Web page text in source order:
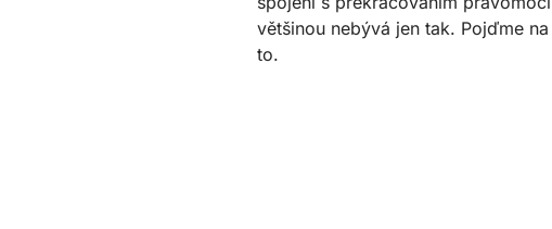
většinou nebývá jen tak. Pojďme na
to.